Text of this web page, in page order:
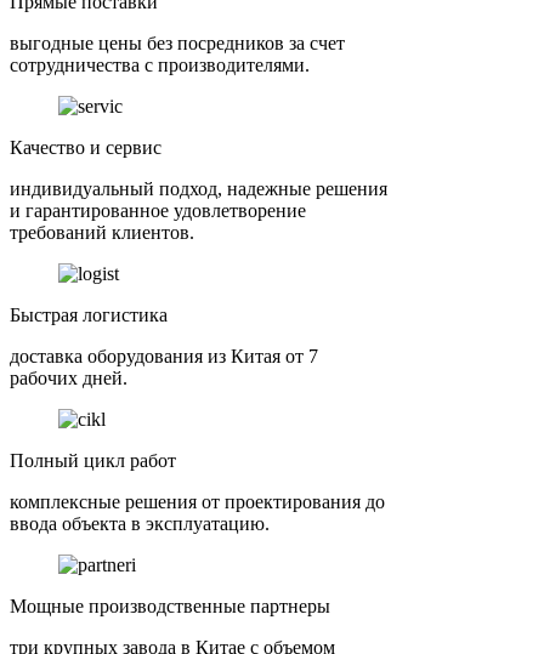
выгодные цены без посредников за счет
сотрудничества с производителями.
Качество и сервис
индивидуальный подход, надежные решения
и гарантированное удовлетворение
требований клиентов.
Быстрая логистика
доставка оборудования из Китая от 7
рабочих дней.
Полный цикл работ
комплексные решения от проектирования до
ввода объекта в эксплуатацию.
Мощные производственные партнеры
три крупных завода в Китае с объемом